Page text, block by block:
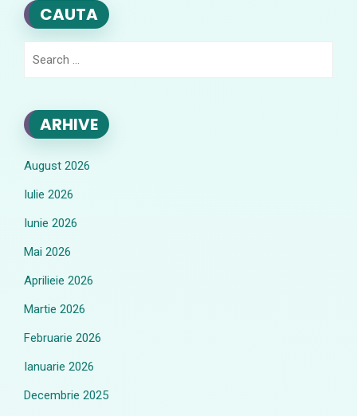
CAUTA
ARHIVE
August 2026
Iulie 2026
Iunie 2026
Mai 2026
Aprilieie 2026
Martie 2026
Februarie 2026
Ianuarie 2026
Decembrie 2025